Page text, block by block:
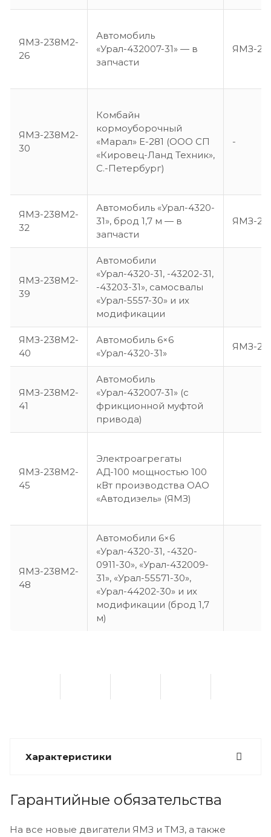
ЯМЗ-238М2-
26
Автомобиль
«Урал-432007-31» — в
запчасти
ЯМЗ-
ЯМЗ-238М2-
30
Комбайн
кормоуборочный
«Марал» Е-281 (ООО СП
«Кировец-Ланд Техник»,
С.-Петербург)
-
ЯМЗ-238М2-
32
Автомобиль «Урал-4320-
31», брод 1,7 м — в
запчасти
ЯМЗ-
ЯМЗ-238М2-
39
Автомобили
«Урал-4320-31, -43202-31,
-43203-31», самосвалы
«Урал-5557-30» и их
модификации
ЯМЗ-238М2-
40
Автомобиль 6×6
«Урал-4320-31»
ЯМЗ-
ЯМЗ-238М2-
41
Автомобиль
«Урал-432007-31» (с
фрикционной муфтой
привода)
ЯМЗ-238М2-
45
Электроагрегаты
АД-100 мощностью 100
кВт производства ОАО
«Автодизель» (ЯМЗ)
ЯМЗ-238М2-
48
Автомобили 6×6
«Урал-4320-31, -4320-
0911-30», «Урал-432009-
31», «Урал-55571-30»,
«Урал-44202-30» и их
модификации (брод 1,7
м)
Характеристики
Гарантийные обязательства
На все новые двигатели ЯМЗ и ТМЗ, а также